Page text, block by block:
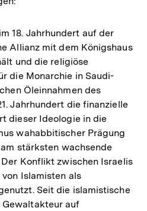
18. Jahrhundert auf der
Allianz mit dem Königshaus
und die religiöse
die Monarchie in Saudi-
Öleinnahmen des
Jahrhundert die finanzielle
dieser Ideologie in die
wahabbitischer Prägung
stärksten wachsende
Konflikt zwischen Israelis
Islamisten als
Seit die islamistische
auf